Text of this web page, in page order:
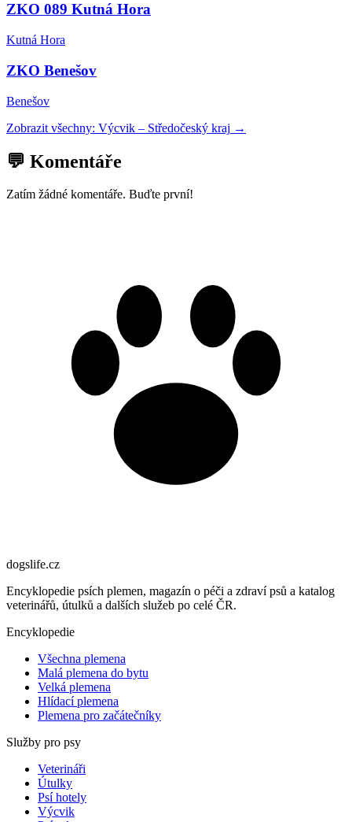
ZKO 089 Kutná Hora
Kutná Hora
ZKO Benešov
Benešov
Zobrazit všechny: Výcvik – Středočeský kraj →
💬 Komentáře
Zatím žádné komentáře. Buďte první!
dogslife.cz
Encyklopedie psích plemen, magazín o péči a zdraví psů a katalog
veterinářů, útulků a dalších služeb po celé ČR.
Encyklopedie
Všechna plemena
Malá plemena do bytu
Velká plemena
Hlídací plemena
Plemena pro začátečníky
Služby pro psy
Veterináři
Útulky
Psí hotely
Výcvik